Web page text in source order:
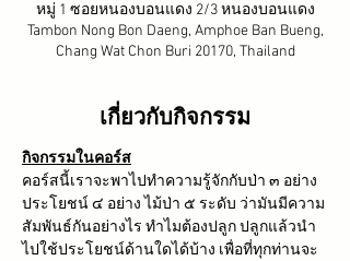
หมู่ 1 ซอยหนองบอนแดง 2/3 หนองบอนแดง
Tambon Nong Bon Daeng, Amphoe Ban Bueng,
Chang Wat Chon Buri 20170, Thailand
เกี่ยวกับกิจกรรม
กิจกรรมในคอร์ส
คอร์สนี้เราจะพาไปทำความรู้จักกับป่า ๓ อย่าง
ประโยชน์ ๔ อย่าง ไม้ป่า ๕ ระดับ ว่ามันมีความ
สัมพันธ์กันอย่างไร ทำไมต้องปลูก ปลูกแล้วนำ
ไปใช้ประโยชน์ด้านใดได้บ้าง เพื่อที่ทุกท่านจะ